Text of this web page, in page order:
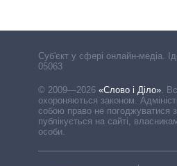
Cуб'єкт у сфері онлайн-медіа.
05063
© 2009—2026 «Слово і Діло».
охороняються законом.
собою право не погоджуватися
публікується на сайті,
особи.